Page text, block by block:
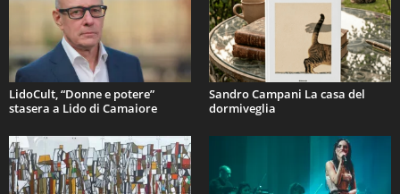
LidoCult, “Donne e potere”
stasera a Lido di Camaiore
Sandro Campani La casa del
dormiveglia